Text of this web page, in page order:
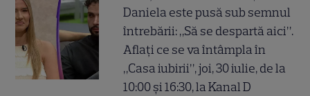
Daniela este pusă sub semnul
întrebării: „Să se despartă aici”.
Aflați ce se va întâmpla în
„Casa iubirii”, joi, 30 iulie, de la
10:00 și 16:30, la Kanal D